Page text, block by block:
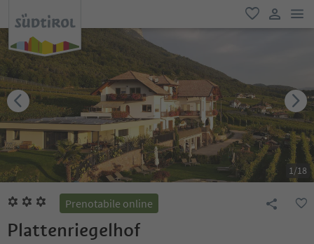
favoriti
user link
1/18
Prenotabile online
Plattenriegelhof